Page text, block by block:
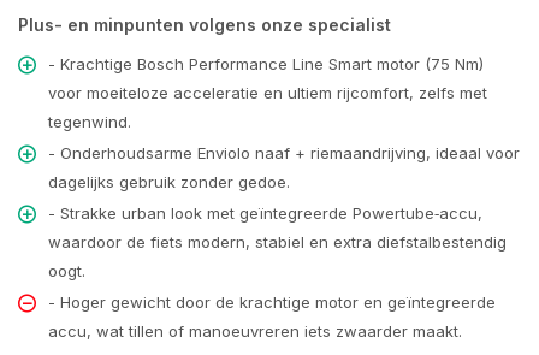
Plus- en minpunten volgens onze specialist
- Krachtige Bosch Performance Line Smart motor (75 Nm)
voor moeiteloze acceleratie en ultiem rijcomfort, zelfs met
tegenwind.
- Onderhoudsarme Enviolo naaf + riemaandrijving, ideaal voor
dagelijks gebruik zonder gedoe.
- Strakke urban look met geïntegreerde Powertube‑accu,
waardoor de fiets modern, stabiel en extra diefstalbestendig
oogt.
- Hoger gewicht door de krachtige motor en geïntegreerde
accu, wat tillen of manoeuvreren iets zwaarder maakt.